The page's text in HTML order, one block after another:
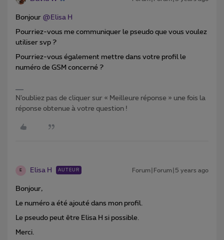
Bonjour @Elisa H
Pourriez-vous me communiquer le pseudo que vous voulez
utiliser svp ?
Pourriez-vous également mettre dans votre profil le
numéro de GSM concerné ?
N’oubliez pas de cliquer sur « Meilleure réponse » une fois la
réponse obtenue à votre question !
E Elisa H AUTEUR Forum|Forum|5 years ago
Bonjour,
Le numéro a été ajouté dans mon profil.
Le pseudo peut être Elisa H si possible.
Merci.